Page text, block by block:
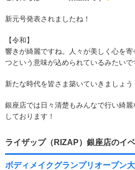
新元号発表されましたね！
【令和】
響きが綺麗ですね。人々が美しく心を
つという意味が込められているみたいで
新たな時代を皆さま築いていきましょう
銀座店では日々清楚もみんなで行い綺
しております！
ライザップ（RIZAP）銀座店のイ
ボディメイクグランプリオープン